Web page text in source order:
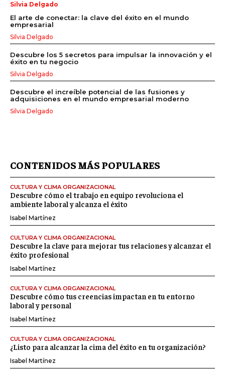
Silvia Delgado
El arte de conectar: la clave del éxito en el mundo
empresarial
Silvia Delgado
Descubre los 5 secretos para impulsar la innovación y el
éxito en tu negocio
Silvia Delgado
Descubre el increíble potencial de las fusiones y
adquisiciones en el mundo empresarial moderno
Silvia Delgado
CONTENIDOS MÁS POPULARES
CULTURA Y CLIMA ORGANIZACIONAL
Descubre cómo el trabajo en equipo revoluciona el
ambiente laboral y alcanza el éxito
Isabel Martínez
CULTURA Y CLIMA ORGANIZACIONAL
Descubre la clave para mejorar tus relaciones y alcanzar el
éxito profesional
Isabel Martínez
CULTURA Y CLIMA ORGANIZACIONAL
Descubre cómo tus creencias impactan en tu entorno
laboral y personal
Isabel Martínez
CULTURA Y CLIMA ORGANIZACIONAL
¿Listo para alcanzar la cima del éxito en tu organización?
Isabel Martínez